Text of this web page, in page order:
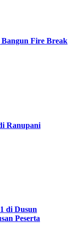
Fire Break
Ranupani
di Dusun
Peserta